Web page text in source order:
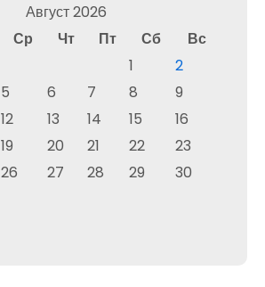
Август 2026
Ср Чт Пт Сб
Вс
1
2
5 6 7 8
9
12 13 14 15
16
19 20 21 22
23
26 27 28 29
30